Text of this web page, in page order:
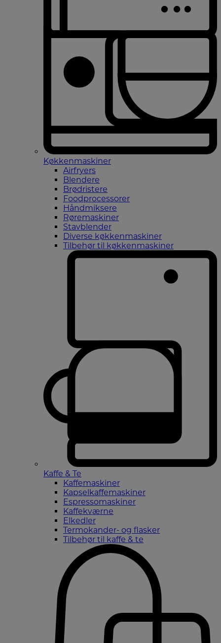
Køkkenmaskiner
Airfryers
Blendere
Brødristere
Foodprocessorer
Håndmiksere
Røremaskiner
Stavblender
Diverse køkkenmaskiner
Tilbehør til køkkenmaskiner
Kaffe & Te
Kaffemaskiner
Kapselkaffemaskiner
Espressomaskiner
Kaffekværne
Elkedler
Termokander- og flasker
Tilbehør til kaffe & te